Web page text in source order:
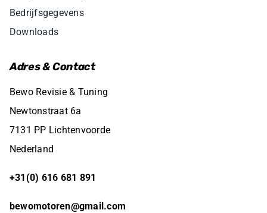
Bedrijfsgegevens
Downloads
Adres & Contact
Bewo Revisie & Tuning
Newtonstraat 6a
7131 PP Lichtenvoorde
Nederland
+31(0) 616 681 891
bewomotoren@gmail.com